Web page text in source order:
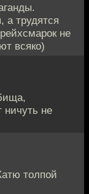
а трудятся
не
всяко)
ничуть не
толпой